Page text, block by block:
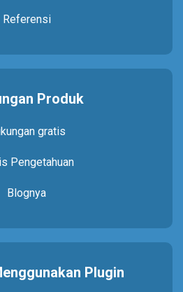
Referensi
Produk
gratis
Pengetahuan
Blognya
Plugin